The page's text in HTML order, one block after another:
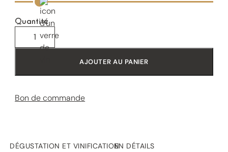
Quantité
AJOUTER AU PANIER
Bon de commande
DÉGUSTATION ET VINIFICATIONEN DÉTAILS